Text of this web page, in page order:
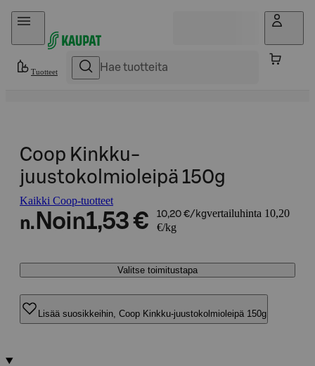
Hyppää sisältöön
Tuotteet
Coop Kinkku-
juustokolmioleipä 150g
Kaikki Coop-tuotteet
n. Noin1,53 € 10,20 €/kgvertailuhinta 10,20
€/kg
Valitse toimitustapa
Lisää suosikkeihin, Coop Kinkku-juustokolmioleipä 150g